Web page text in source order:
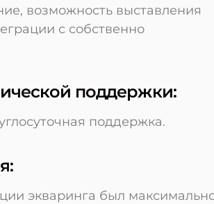
возможность выставления
с собственно
поддержки:
поддержка.
экваринга был